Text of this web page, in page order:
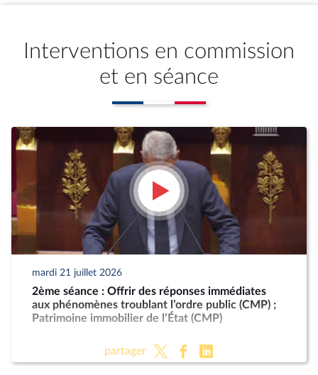
Interventions en commission
et en séance
mardi 21 juillet 2026
2ème séance : Offrir des réponses immédiates
aux phénomènes troublant l’ordre public (CMP) ;
Patrimoine immobilier de l’État (CMP)
partager